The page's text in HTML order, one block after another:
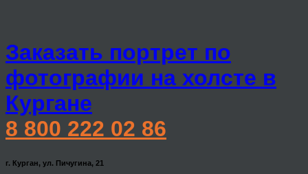
Заказать портрет по
фотографии на холсте в
Кургане
8 800 222 02 86
г. Курган, ул. Пичугина, 21